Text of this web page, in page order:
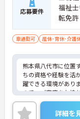
応募要件
福祉
転免許
車通勤可 産休･育休･介護
熊本県八代市に位置
ちの資格や経験を活
躍できる環境があり
ので、ご家庭をお持
オススメです！ご興
い合わせください。
詳細を